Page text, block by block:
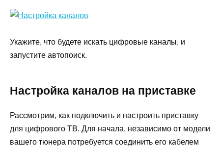
Укажите, что будете искать цифровые каналы, и
запустите автопоиск.
Настройка каналов на приставке
Рассмотрим, как подключить и настроить приставку
для цифрового ТВ. Для начала, независимо от модели
вашего тюнера потребуется соединить его кабелем